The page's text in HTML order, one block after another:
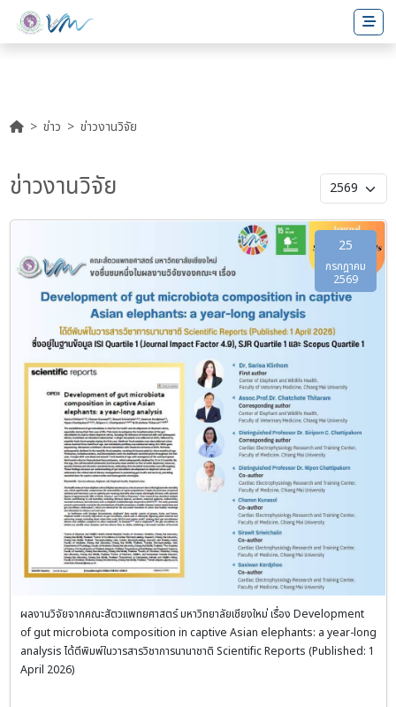
ข่าว ข่าวงานวิจัย
ข่าวงานวิจัย
25
กรกฎาคม
2569
ผลงานวิจัยจากคณะสัตวแพทยศาสตร์ มหาวิทยาลัยเชียงใหม่ เรื่อง Development
of gut microbiota composition in captive Asian elephants: a year-long
analysis ได้ตีพิมพ์ในวารสารวิชาการนานาชาติ Scientific Reports (Published: 1
April 2026)